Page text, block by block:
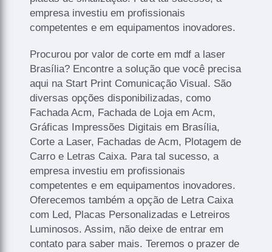
empresa investiu em profissionais
competentes e em equipamentos inovadores.
Procurou por valor de corte em mdf a laser
Brasília? Encontre a solução que você precisa
aqui na Start Print Comunicação Visual. São
diversas opções disponibilizadas, como
Fachada Acm, Fachada de Loja em Acm,
Gráficas Impressões Digitais em Brasília,
Corte a Laser, Fachadas de Acm, Plotagem de
Carro e Letras Caixa. Para tal sucesso, a
empresa investiu em profissionais
competentes e em equipamentos inovadores.
Oferecemos também a opção de Letra Caixa
com Led, Placas Personalizadas e Letreiros
Luminosos. Assim, não deixe de entrar em
contato para saber mais. Teremos o prazer de